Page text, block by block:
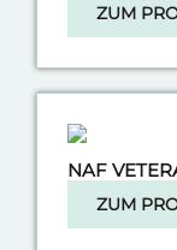
ZUM
NAF
ZUM